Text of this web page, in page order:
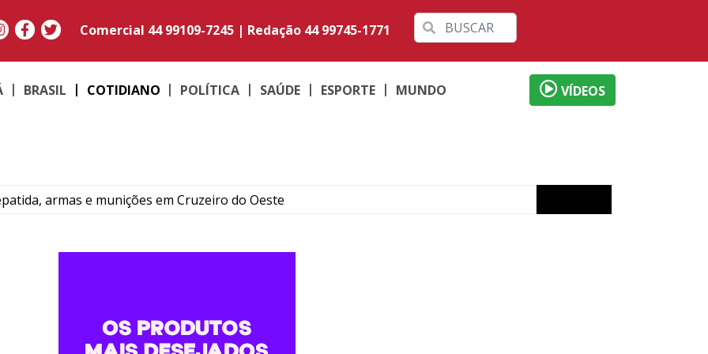
Comercial 44 99109-7245 | Redação 44 99745-1771
BRASIL COTIDIANO POLÍTICA SAÚDE ESPORTE MUNDO VÍDEOS
armas e munições em Cruzeiro do Oeste
Pérola por receptação e recupera carro furtado em março